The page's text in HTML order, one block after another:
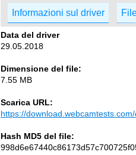
Informazioni sul driver
Data del driver
29.05.2018
Dimensione del file:
7.55 MB
Scarica URL:
https://
Hash MD5 del file: